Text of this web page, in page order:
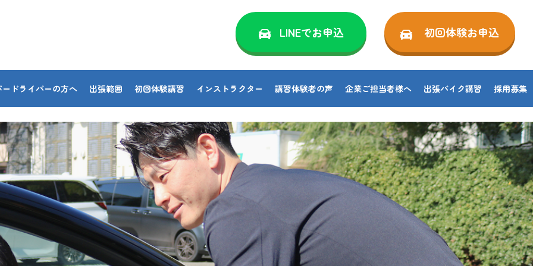
LINEでお申込 初回体験お申込
ドライバーの方へ 出張範囲 初回体験講習 インストラクター 講習体験者の声 企業ご担当者様へ 出張バイク講習 採用募集